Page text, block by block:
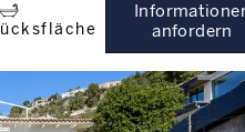
in
anfordern